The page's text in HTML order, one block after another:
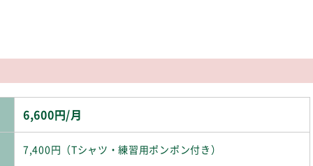
6,600円/月
7,400円（Tシャツ・練習用ポンポン付き）